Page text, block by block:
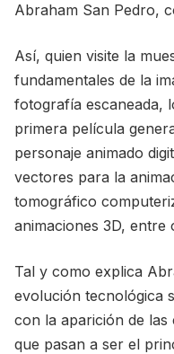
Abraham San Pedro,
Así, quien visite la
fundamentales de la
fotografía escaneada,
primera película
personaje animado
vectores para la
tomográfico
animaciones 3D, entre
Tal y como explica
evolución tecnológica
con la aparición de las
que pasan a ser el